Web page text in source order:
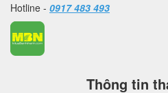
Hotline - 0917 483 493
Thông tin